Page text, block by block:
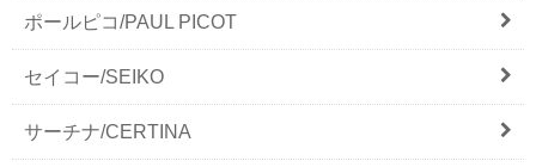
ポールピコ/PAUL PICOT
セイコー/SEIKO
サーチナ/CERTINA